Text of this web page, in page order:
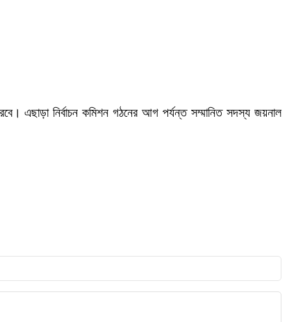
এছাড়া নির্বাচন কমিশন গঠনের আগ পর্যন্ত সম্মানিত সদস্য জয়নাল